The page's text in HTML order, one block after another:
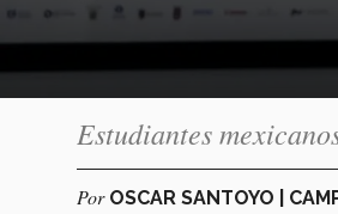
Estudiantes
Por OSCAR SANTOYO |